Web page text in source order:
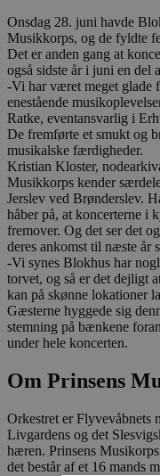
Onsdag 28. juni havde
Musikkorps, og de fyldte
Det er anden gang at
også sidste år i juni en del
-Vi har været meget glade
enestående
Ratke, eventansvarlig i
De fremførte et smukt og
musikalske færdigheder.
Kristian Kloster,
Musikkorps kender
Jerslev ved Brønderslev.
håber på, at koncerterne i
fremover. Og det ser det
deres ankomst til næste år
-Vi synes Blokhus har
torvet, og så er det dejligt
kan på skønne lokationer
Gæsterne hyggede sig
stemning på bænkene
under hele koncerten.
Om Prinsens
Orkestret er Flyvevåbnets
Livgardens og det
hæren. Prinsens
det består af et 16 mands